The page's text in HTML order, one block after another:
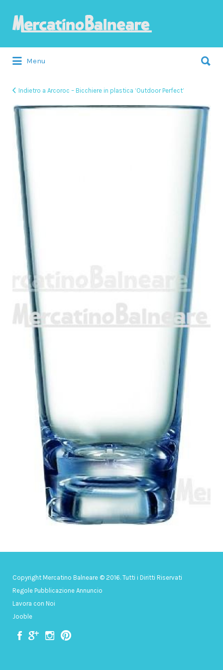
Menu
Indietro a Arcoroc – Bicchiere in plastica ‘Outdoor Perfect’
Copyright Mercatino Balneare © 2016. Tutti i Diritti Riservati
Regole Pubblicazione Annuncio
Lavora con Noi
Jooble